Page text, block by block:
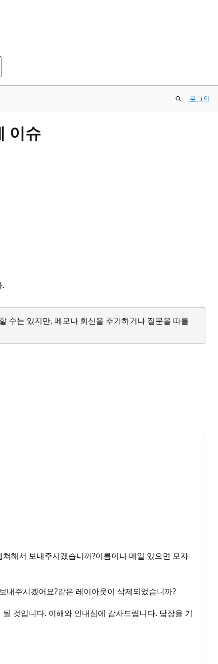
로그인
이슈
.
수는 있지만, 메모나 회신을 추가하거나 질문을 따를
해서 보내주시겠습니까?이름이나 메일 있으면 모자
내주시겠어요?같은 레이아웃이 삭제되었습니까?
것입니다. 이해와 인내심에 감사드립니다. 답장을 기